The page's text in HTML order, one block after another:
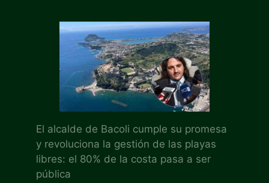
El alcalde de Bacoli cumple su promesa
y revoluciona la gestión de las playas
libres: el 80% de la costa pasa a ser
pública